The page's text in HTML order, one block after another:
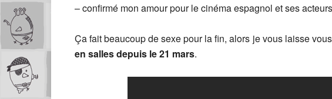
– confirmé mon amour pour le cinéma espagnol et ses
Ça fait beaucoup de sexe pour la fin, alors je vous laisse
en salles depuis le 21 mars.